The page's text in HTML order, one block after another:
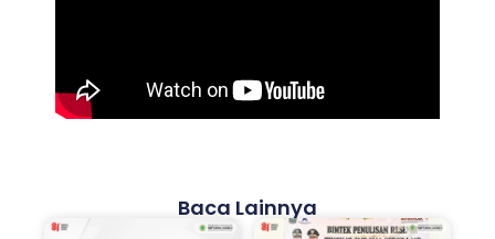
Baca Lainnya